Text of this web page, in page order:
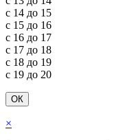
c 14 до 15
c 15 до 16
c 16 до 17
c 17 до 18
c 18 до 19
c 19 до 20
ОК
×